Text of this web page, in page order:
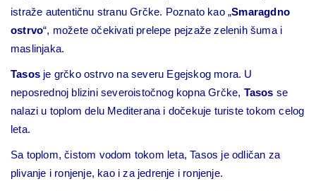
istraže autentičnu stranu Grčke. Poznato kao „Smaragdno
ostrvo“, možete očekivati prelepe pejzaže zelenih šuma i
maslinjaka.
Tasos je grčko ostrvo na severu Egejskog mora. U
neposrednoj blizini severoistočnog kopna Grčke, Tasos se
nalazi u toplom delu Mediterana i dočekuje turiste tokom celog
leta.
Sa toplom, čistom vodom tokom leta, Tasos je odličan za
plivanje i ronjenje, kao i za jedrenje i ronjenje.